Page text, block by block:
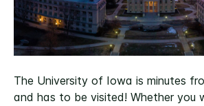
The University of Iowa is minutes
and has to be visited! Whether you